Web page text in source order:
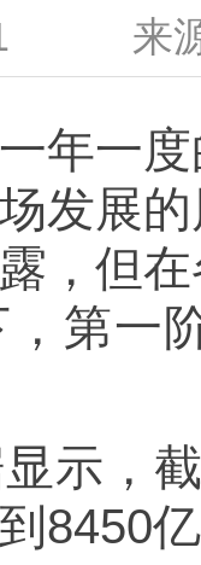
来源
一度
发展
，但
第一
，截
8450